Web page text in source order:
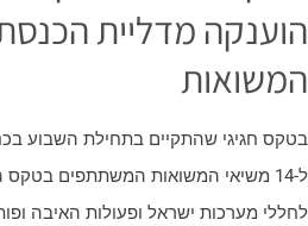
חגיגי שהתקיים בתחילת השבוע
ל-14 משיאי המשואות המשתתפים בטקס
מערכות ישראל ופעולות האיבה